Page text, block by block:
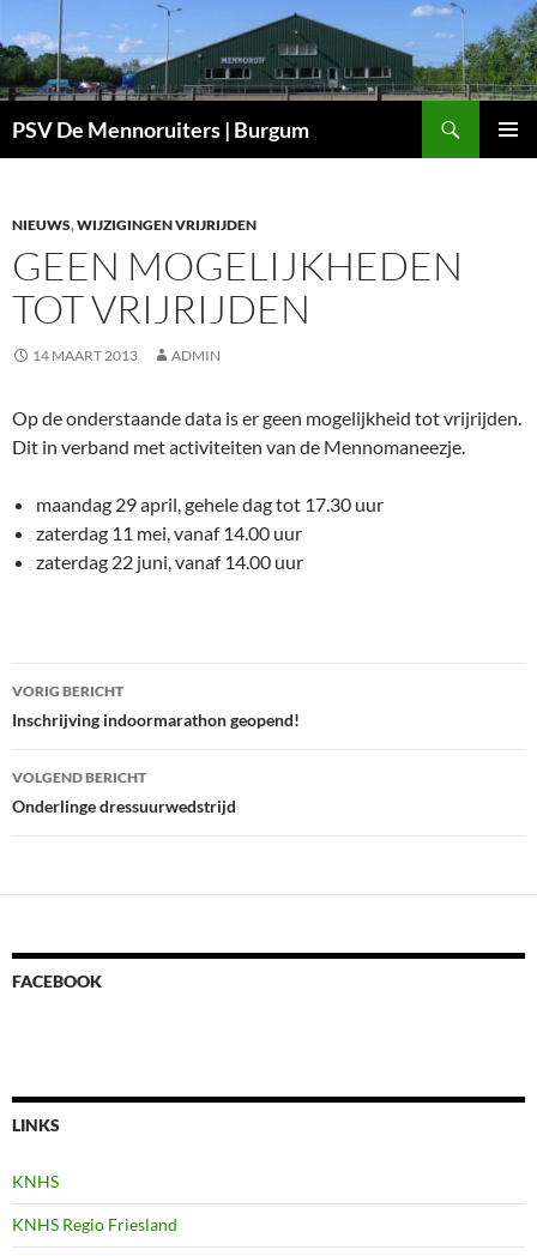
naar
de
inhoud
PSV De Mennoruiters | Burgum
NIEUWS,WIJZIGINGEN VRIJRIJDEN
GEEN MOGELIJKHEDEN
TOT VRIJRIJDEN
14 MAART 2013 ADMIN
Op de onderstaande data is er geen mogelijkheid tot vrijrijden.
Dit in verband met activiteiten van de Mennomaneezje.
maandag 29 april, gehele dag tot 17.30 uur
zaterdag 11 mei, vanaf 14.00 uur
zaterdag 22 juni, vanaf 14.00 uur
Bericht
navigatie
VORIG BERICHT
Inschrijving indoormarathon geopend!
VOLGEND BERICHT
Onderlinge dressuurwedstrijd
FACEBOOK
LINKS
KNHS
KNHS Regio Friesland